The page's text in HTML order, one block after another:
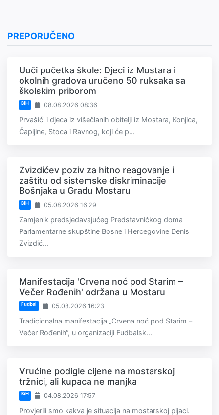
PREPORUČENO
Uoči početka škole: Djeci iz Mostara i
okolnih gradova uručeno 50 ruksaka sa
školskim priborom
BiH 08.08.2026 08:36
Prvašići i djeca iz višečlanih obitelji iz Mostara, Konjica,
Čapljine, Stoca i Ravnog, koji će p...
Zvizdićev poziv za hitno reagovanje i
zaštitu od sistemske diskriminacije
Bošnjaka u Gradu Mostaru
BiH 05.08.2026 16:29
Zamjenik predsjedavajućeg Predstavničkog doma
Parlamentarne skupštine Bosne i Hercegovine Denis
Zvizdić...
Manifestacija 'Crvena noć pod Starim –
Večer Rođenih' održana u Mostaru
Fudbal 05.08.2026 16:23
Tradicionalna manifestacija „Crvena noć pod Starim –
Večer Rođenih“, u organizaciji Fudbalsk...
Vrućine podigle cijene na mostarskoj
tržnici, ali kupaca ne manjka
BiH 04.08.2026 17:57
Provjerili smo kakva je situacija na mostarskoj pijaci.